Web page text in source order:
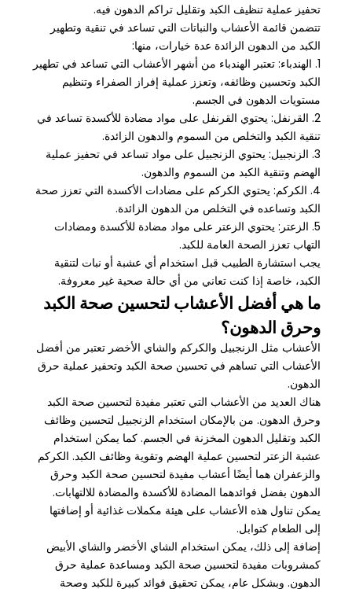
تحفيز عملية تنظيف الكبد وتقليل تراكم الدهون فيه.
تتضمن قائمة الأعشاب والنباتات التي تساعد في تنقية وتطهير
الكبد من الدهون الزائدة عدة خيارات، منها:
1. الهندباء: تعتبر الهندباء من أشهر الأعشاب التي تساعد في تطهير
الكبد وتحسين وظائفه، وتعزز عملية إفراز الصفراء وتنظيم
مستويات الدهون في الجسم.
2. القرنفل: يحتوي القرنفل على مواد مضادة للأكسدة تساعد في
تنقية الكبد والتخلص من السموم والدهون الزائدة.
3. الزنجبيل: يحتوي الزنجبيل على مواد تساعد في تحفيز عملية
الهضم وتنقية الكبد من السموم والدهون.
4. الكركم: يحتوي الكركم على مضادات الأكسدة التي تعزز صحة
الكبد وتساعده في التخلص من الدهون الزائدة.
5. الزعتر: يحتوي الزعتر على مواد مضادة للأكسدة ومضادات
التهاب تعزز الصحة العامة للكبد.
يجب استشارة الطبيب قبل استخدام أي عشبة أو نبات لتنقية
الكبد، خاصة إذا كنت تعاني من أي حالة صحية غير معروفة.
ما هي أفضل الأعشاب لتحسين صحة الكبد
وحرق الدهون؟
الأعشاب مثل الزنجبيل والكركم والشاي الأخضر تعتبر من أفضل
الأعشاب التي تساهم في تحسين صحة الكبد وتحفيز عملية حرق
الدهون.
هناك العديد من الأعشاب التي تعتبر مفيدة لتحسين صحة الكبد
وحرق الدهون. من بالإمكان استخدام الزنجبيل لتحسين وظائف
الكبد وتقليل الدهون المخزنة في الجسم. كما يمكن استخدام
عشبة الزعتر لتحسين عملية الهضم وتقوية وظائف الكبد. الكركم
والزعفران هما أيضًا أعشاب مفيدة لتحسين صحة الكبد وحرق
الدهون بفضل فوائدهما المضادة للأكسدة والمضادة للالتهابات.
يمكن تناول هذه الأعشاب على هيئة مكملات غذائية أو إضافتها
إلى الطعام كتوابل.
إضافة إلى ذلك، يمكن استخدام الشاي الأخضر والشاي الأبيض
كمشروبات مفيدة لتحسين صحة الكبد ومساعدة عملية حرق
الدهون. وبشكل عام، يمكن تحقيق فوائد كبيرة للكبد وصحة